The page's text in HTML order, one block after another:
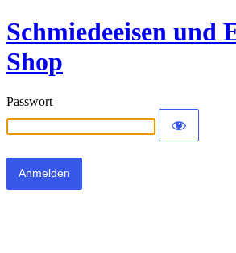
Schmiedeeisen und
Shop
Passwort